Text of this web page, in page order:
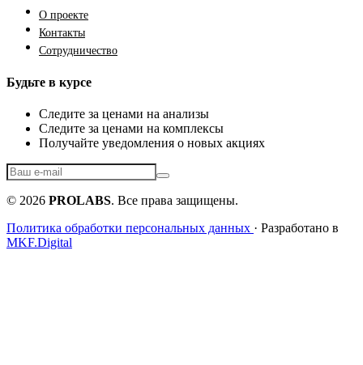
О проекте
Контакты
Сотрудничество
Будьте в курсе
Следите за ценами на анализы
Следите за ценами на комплексы
Получайте уведомления о новых акциях
© 2026 PROLABS. Все права защищены.
Политика обработки персональных данных · Разработано в
MKF.Digital